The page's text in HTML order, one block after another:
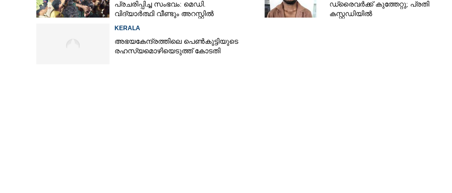
പ്രചരിപ്പിച്ച സംഭവം: മെഡി.
വിദ്യാർത്ഥി വീണ്ടും അറസ്റ്റിൽ
ഡ്രൈവർക്ക് കുത്തേറ്റു; പ്രതി
കസ്റ്റഡിയിൽ
KERALA
അഭയകേന്ദ്രത്തിലെ പെൺകുട്ടിയുടെ
രഹസ്യമൊഴിയെടുത്ത് കോടതി
'ദാഹജലം ജീവജാലങ്ങൾക്കും'
പദ്ധതിയുമായി വിദ്യാർത്ഥികൾ